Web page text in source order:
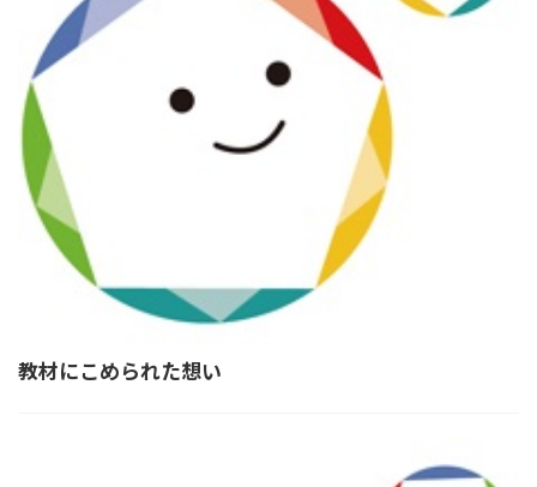
教材にこめられた想い